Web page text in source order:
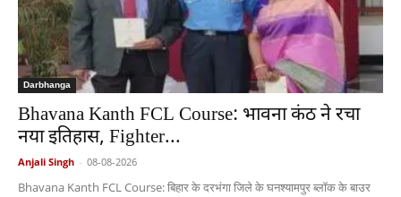
Darbhanga
Bhavana Kanth FCL Course: भावना कंठ ने रचा
नया इतिहास, Fighter...
Anjali Singh - 08-08-2026
Bhavana Kanth FCL Course: बिहार के दरभंगा जिले के घनश्यामपुर ब्लॉक के बाउर